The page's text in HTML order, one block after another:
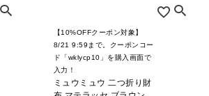
【10%OFFクーポン対象】
8/21 9:59まで。クーポンコー
ド「wklycp10」を購入画面で
入力！
ミュウミュウ 二つ折り財